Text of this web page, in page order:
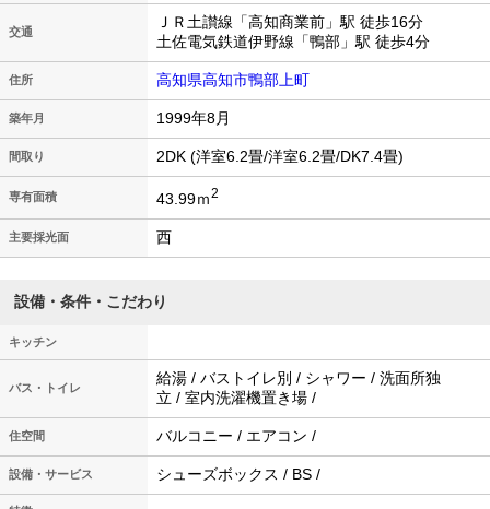
交通
ＪＲ土讃線「高知商業前」駅 徒歩16分
土佐電気鉄道伊野線「鴨部」駅 徒歩4分
住所 高知県高知市鴨部上町
築年月 1999年8月
間取り 2DK (洋室6.2畳/洋室6.2畳/DK7.4畳)
専有面積 43.99ｍ2
主要採光面 西
設備・条件・こだわり
キッチン
バス・トイレ
給湯 / バストイレ別 / シャワー / 洗面所独
立 / 室内洗濯機置き場 /
住空間 バルコニー / エアコン /
設備・サービス シューズボックス / BS /